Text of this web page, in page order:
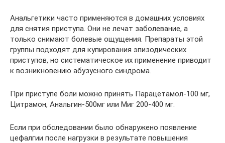
Анальгетики часто применяются в домашних условиях
для снятия приступа. Они не лечат заболевание, а
только снимают болевые ощущения. Препараты этой
группы подходят для купирования эпизодических
приступов, но систематическое их применение приводит
к возникновению абузусного синдрома.
При приступе боли можно принять Парацетамол-100 мг,
Цитрамон, Анальгин-500мг или Миг 200-400 мг.
Если при обследовании было обнаружено появление
цефалгии после нагрузки в результате повышения